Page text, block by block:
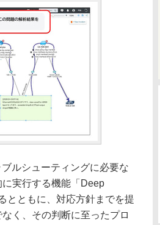
ルシューティングに必要な
実行する機能「Deep
とともに、対応方針までを提
く、その判断に至ったプロ